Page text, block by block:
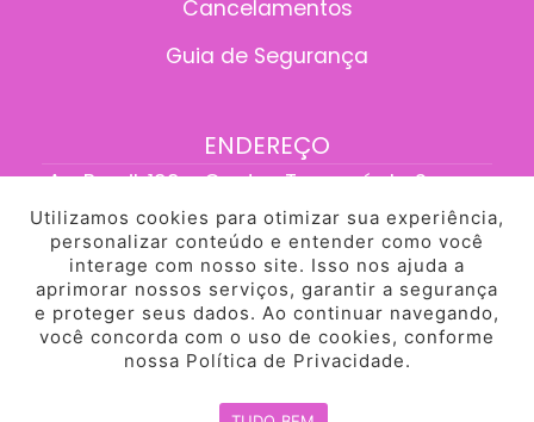
Cancelamentos
Guia de Segurança
ENDEREÇO
Av. Brasil, 199 - Centro, Tangará da Serra -
MT, 78300-095
Desenvolvido pela HEYBROTHERS
© PinkBiju. Todos os Direitos Reservados.
Utilizamos cookies para otimizar sua experiência,
personalizar conteúdo e entender como você
interage com nosso site. Isso nos ajuda a
aprimorar nossos serviços, garantir a segurança
e proteger seus dados. Ao continuar navegando,
você concorda com o uso de cookies, conforme
nossa Política de Privacidade.